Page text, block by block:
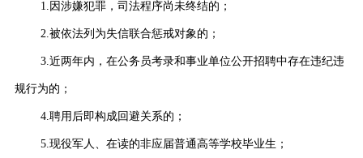
1.因涉嫌犯罪，司法程序尚未终结的；
2.被依法列为失信联合惩戒对象的；
3.近两年内，在公务员考录和事业单位公开招聘中存在违纪违
规行为的；
4.聘用后即构成回避关系的；
5.现役军人、在读的非应届普通高等学校毕业生；